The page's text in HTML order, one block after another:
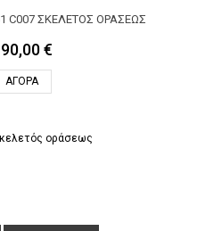
C007 ΣΚΕΛΕΤΌΣ ΟΡΆΣΕΩΣ
€
ΑΓΟΡΆ